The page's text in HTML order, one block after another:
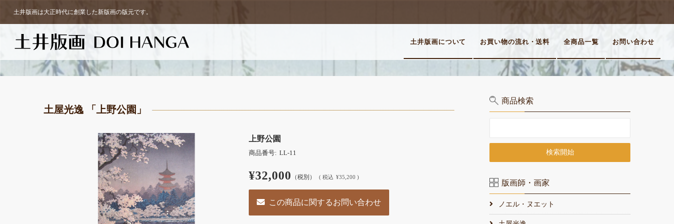
土井版画について お買い物の流れ・送料 全商品一覧 お問い合わせ
⼟井版画は⼤正時代に創業した新版画の版元です。
土屋光逸 「上野公園」
上野公園
商品番号: LL-11
¥32,000 （税別） (税込 ¥35,200 )
この商品に関するお問い合わせ
商品検索
版画師・画家
ノエル・ヌエット